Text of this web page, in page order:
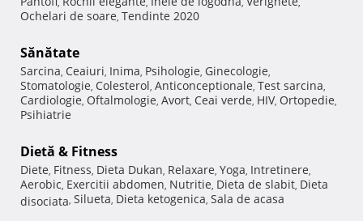
Ochelari de soare, Tendinte 2020
Sănătate
Sarcina, Ceaiuri, Inima, Psihologie, Ginecologie,
Stomatologie, Colesterol, Anticonceptionale, Test sarcina,
Cardiologie, Oftalmologie, Avort, Ceai verde, HIV, Ortopedie,
Psihiatrie
Dietă & Fitness
Diete, Fitness, Dieta Dukan, Relaxare, Yoga, Intretinere,
Aerobic, Exercitii abdomen, Nutritie, Dieta de slabit, Dieta
disociata, Silueta, Dieta ketogenica, Sala de acasa